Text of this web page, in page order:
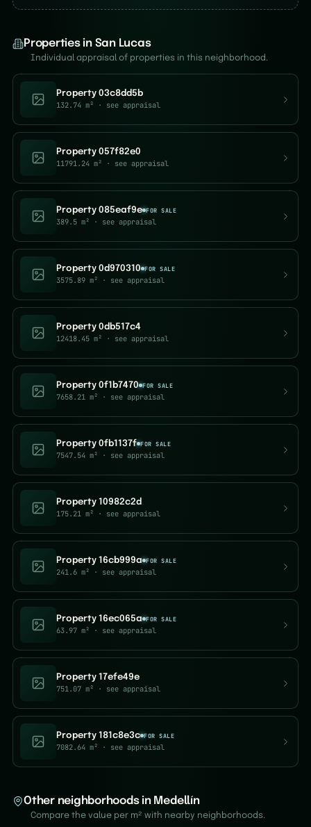
Properties in San Lucas
Individual appraisal of properties in this neighborhood.
Property 03c8dd5b
132.74 m² · see appraisal
Property 057f82e0
11791.24 m² · see appraisal
Property 085eaf9e FOR SALE
389.5 m² · see appraisal
Property 0d970310 FOR SALE
3575.89 m² · see appraisal
Property 0db517c4
12418.45 m² · see appraisal
Property 0f1b7470 FOR SALE
7658.21 m² · see appraisal
Property 0fb1137f FOR SALE
7547.54 m² · see appraisal
Property 10982c2d
175.21 m² · see appraisal
Property 16cb999a FOR SALE
241.6 m² · see appraisal
Property 16ec065a FOR SALE
63.97 m² · see appraisal
Property 17efe49e
751.07 m² · see appraisal
Property 181c8e3c FOR SALE
7082.64 m² · see appraisal
Other neighborhoods in Medellín
Compare the value per m² with nearby neighborhoods.